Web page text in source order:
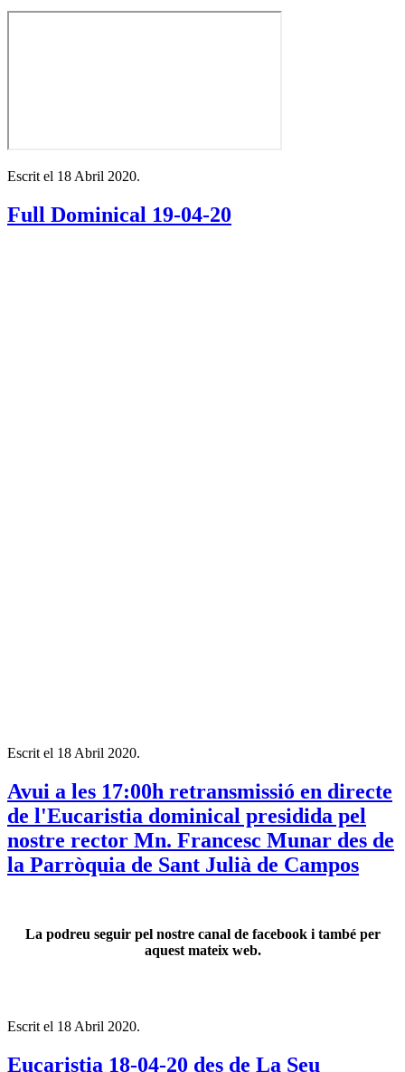
Escrit el 18 Abril 2020.
Full Dominical 19-04-20
Escrit el 18 Abril 2020.
Avui a les 17:00h retransmissió en directe
de l'Eucaristia dominical presidida pel
nostre rector Mn. Francesc Munar des de
la Parròquia de Sant Julià de Campos
La podreu seguir pel nostre canal de facebook i també per
aquest mateix web.
Escrit el 18 Abril 2020.
Eucaristia 18-04-20 des de La Seu